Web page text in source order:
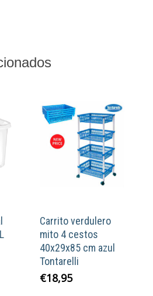
Carrito verdulero
mito 4 cestos
40x29x85 cm azul
Tontarelli
€18,95